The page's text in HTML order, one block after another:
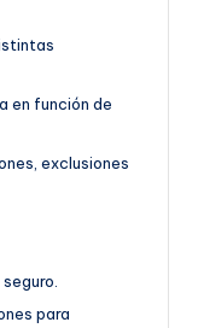
en función de
exclusiones
para